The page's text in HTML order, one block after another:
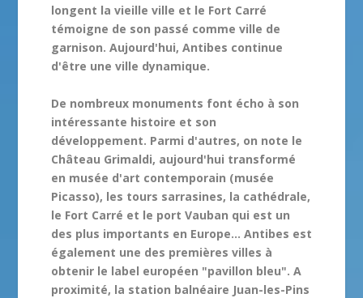
longent la vieille ville et le Fort Carré
témoigne de son passé comme ville de
garnison. Aujourd'hui, Antibes continue
d'être une ville dynamique.
De nombreux monuments font écho à son
intéressante histoire et son
développement. Parmi d'autres, on note le
Château Grimaldi, aujourd'hui transformé
en musée d'art contemporain (musée
Picasso), les tours sarrasines, la cathédrale,
le Fort Carré et le port Vauban qui est un
des plus importants en Europe... Antibes est
également une des premières villes à
obtenir le label européen "pavillon bleu". A
proximité, la station balnéaire Juan-les-Pins